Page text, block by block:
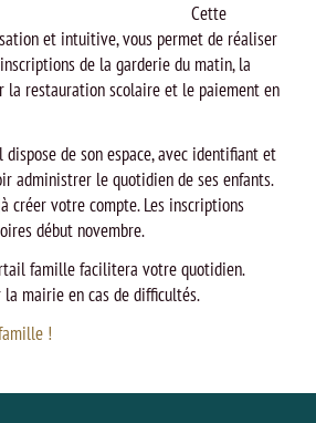
Cette
et intuitive, vous permet de réaliser
de la garderie du matin, la
la restauration scolaire et le paiement en
dispose de son espace, avec identifiant et
administrer le quotidien de ses enfants.
créer votre compte. Les inscriptions
début novembre.
famille facilitera votre quotidien.
la mairie en cas de difficultés.
!